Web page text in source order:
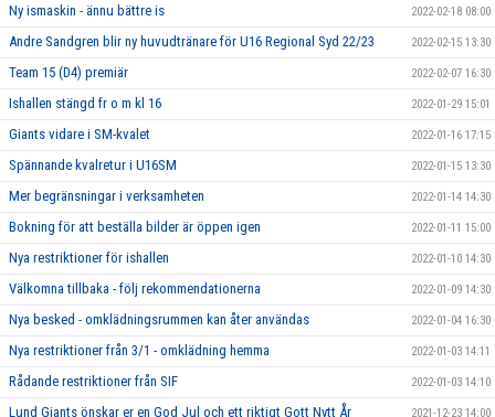
Ny ismaskin - ännu bättre is 2022-02-18 08:00
Andre Sandgren blir ny huvudtränare för U16 Regional Syd 22/23 2022-02-15 13:30
Team 15 (D4) premiär 2022-02-07 16:30
Ishallen stängd fr o m kl 16 2022-01-29 15:01
Giants vidare i SM-kvalet 2022-01-16 17:15
Spännande kvalretur i U16SM 2022-01-15 13:30
Mer begränsningar i verksamheten 2022-01-14 14:30
Bokning för att beställa bilder är öppen igen 2022-01-11 15:00
Nya restriktioner för ishallen 2022-01-10 14:30
Välkomna tillbaka - följ rekommendationerna 2022-01-09 14:30
Nya besked - omklädningsrummen kan åter användas 2022-01-04 16:30
Nya restriktioner från 3/1 - omklädning hemma 2022-01-03 14:11
Rådande restriktioner från SIF 2022-01-03 14:10
Lund Giants önskar er en God Jul och ett riktigt Gott Nytt År 2021-12-23 14:00